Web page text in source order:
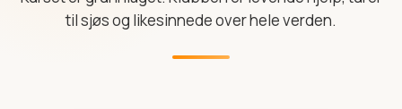
til sjøs og likesinnede over hele verden.